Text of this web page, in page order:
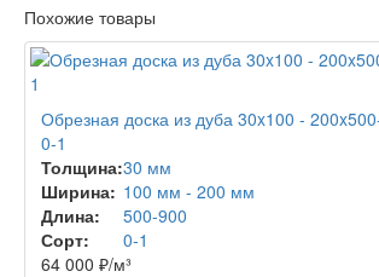
Похожие товары
Обрезная доска из дуба 30x100 -
0-1
Толщина:30 мм
Ширина: 100 мм - 200 мм
Длина:
500-900
Сорт:
0-1
64 000 ₽/м³